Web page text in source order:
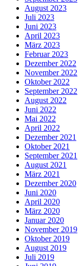
August 2023
Juli 2023
Juni 2023
April 2023
März 2023
Februar 2023
Dezember 2022
November 2022
Oktober 2022
September 2022
August 2022
Juni 2022
Mai 2022
April 2022
Dezember 2021
Oktober 2021
September 2021
August 2021
März 2021
Dezember 2020
Juni 2020
April 2020
März 2020
Januar 2020
November 2019
Oktober 2019
August 2019
Juli 2019